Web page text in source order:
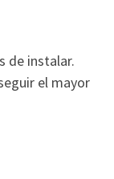
de instalar.
el mayor